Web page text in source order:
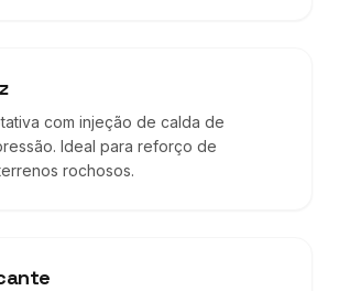
com injeção de calda de
Ideal para reforço de
rochosos.